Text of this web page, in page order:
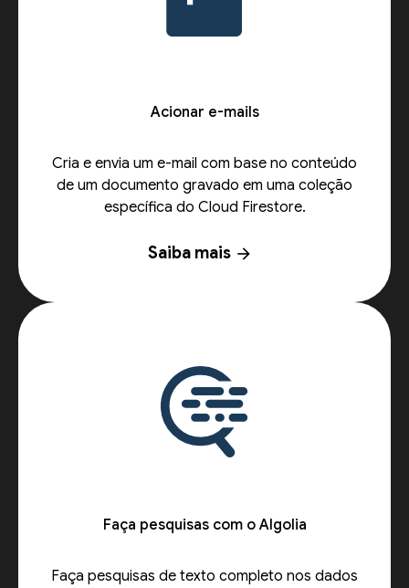
Acionar e-mails
Cria e envia um e-mail com base no conteúdo
de um documento gravado em uma coleção
específica do Cloud Firestore.
Saiba mais arrow_forward
Faça pesquisas com o Algolia
Faça pesquisas de texto completo nos dados